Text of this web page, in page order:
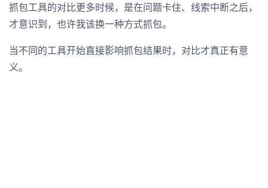
抓包工具的对比更多时候，是在问题卡住、线索中断之后，
才意识到，也许我该换一种方式抓包。
当不同的工具开始直接影响抓包结果时，对比才真正有意
义。